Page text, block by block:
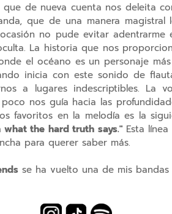
de nueva cuenta nos deleita
que de una manera magistral
no pude evitar
La historia que nos
el océano es un personaje
inicia con este sonido de
a lugares indescriptibles. La
nos guía hacia las
favoritos en la melodía es la
the hard truth says."Esta línea
para querer saber más.
se ha vuelto una de mis bandas